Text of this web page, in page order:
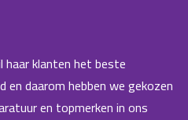
haar klanten het beste
daarom hebben we gekozen
en topmerken in ons